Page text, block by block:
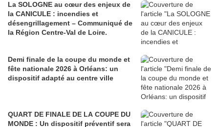
La SOLOGNE au cœur des enjeux de
la CANICULE : incendies et
désengrillagement – Communiqué de
la Région Centre-Val de Loire.
Demi finale de la coupe du monde et
fête nationale 2026 à Orléans: un
dispositif adapté au centre ville
QUART DE FINALE DE LA COUPE DU
MONDE : Un dispositif préventif sera